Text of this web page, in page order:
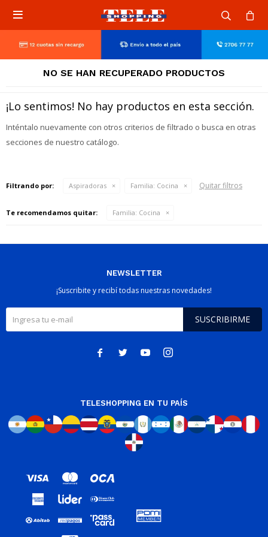

NO SE HAN RECUPERADO PRODUCTOS
¡Lo sentimos! No hay productos en esta sección.
Inténtalo nuevamente con otros criterios de filtrado o busca en otras
secciones de nuestro catálogo.
Filtrando por: Aspiradoras Familia: Cocina Quitar filtros
Te recomendamos quitar: Familia: Cocina
NEWSLETTER
¡Suscribite y recibí todas nuestras novedades!
SUSCRIBIRME
   
TELESHOPPING EN TU PAÍS